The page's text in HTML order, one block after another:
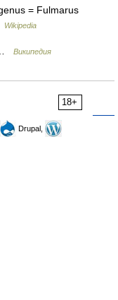
= Fulmarus
Wikipedia
Википедия
18+
Drupal,